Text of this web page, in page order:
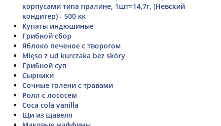
корпусами типа пралине, 1шт=14,7г, (Невский
кондитер) - 500 кк
Купаты индюшиные
Грибной сбор
Яблоко печеное с творогом
Mięso z ud kurczaka bez skóry
Грибной суп
Сырники
Сочные голени с травами
Ролл с лососем
Coca cola vanilla
Щи из щавеля